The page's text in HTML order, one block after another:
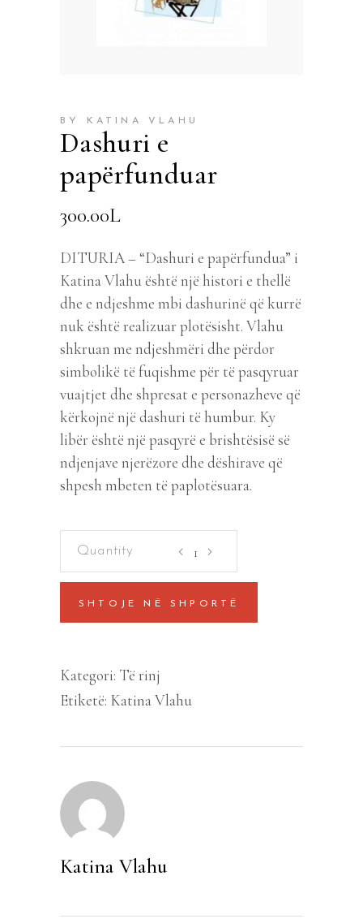
BY KATINA VLAHU
Dashuri e
papërfunduar
300.00L
DITURIA – “Dashuri e papërfundua” i
Katina Vlahu është një histori e thellë
dhe e ndjeshme mbi dashurinë që kurrë
nuk është realizuar plotësisht. Vlahu
shkruan me ndjeshmëri dhe përdor
simbolikë të fuqishme për të pasqyruar
vuajtjet dhe shpresat e personazheve që
kërkojnë një dashuri të humbur. Ky
libër është një pasqyrë e brishtësisë së
ndjenjave njerëzore dhe dëshirave që
shpesh mbeten të paplotësuara.
papërfunduar
quantity
SHTOJE NË SHPORTË
Kategori: Të rinj
Etiketë: Katina Vlahu
Katina Vlahu